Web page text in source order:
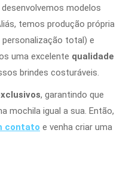
modelos
temos produção própria
personalização total) e
uma excelente qualidade
brindes costuráveis.
, garantindo que
mochila igual a sua. Então,
contato e venha criar uma